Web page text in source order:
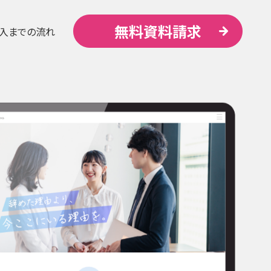
までの流れ 無料資料請求